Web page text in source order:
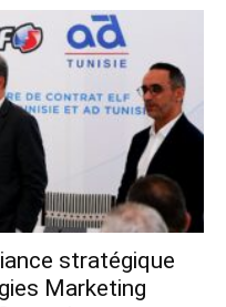
stratégique
Marketing